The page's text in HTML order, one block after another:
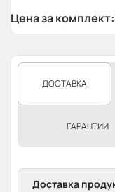
Цена за комплект:
ДОСТАВКА
ГАРАНТИИ
Доставка